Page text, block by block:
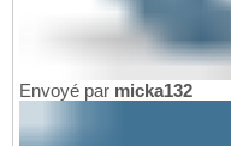
Envoyé par micka132